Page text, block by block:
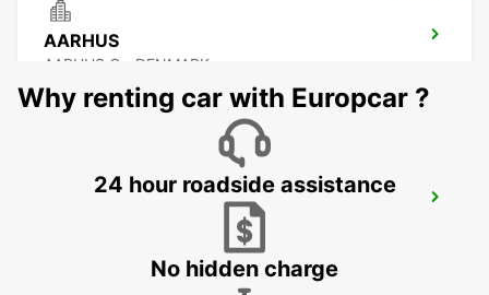
AARHUS
AARHUS C - DENMARK
Why renting car with Europcar ?
24 hour roadside assistance
No hidden charge